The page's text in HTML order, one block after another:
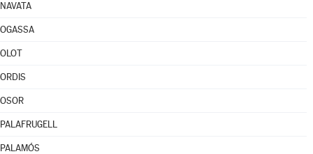
NAVATA
OGASSA
OLOT
ORDIS
OSOR
PALAFRUGELL
PALAMÓS